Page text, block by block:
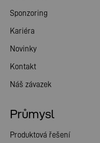
Sponzoring
Kariéra
Novinky
Kontakt
Náš závazek
Průmysl
Produktová řešení